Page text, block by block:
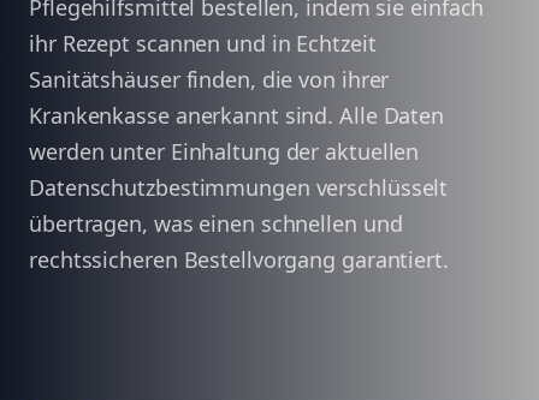
Pflegehilfsmittel bestellen, indem sie einfach
ihr Rezept scannen und in Echtzeit
Sanitätshäuser finden, die von ihrer
Krankenkasse anerkannt sind. Alle Daten
werden unter Einhaltung der aktuellen
Datenschutzbestimmungen verschlüsselt
übertragen, was einen schnellen und
rechtssicheren Bestellvorgang garantiert.